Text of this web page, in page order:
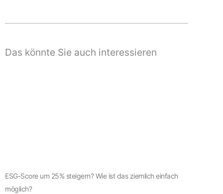
Das könnte Sie auch interessieren
ESG-Score um 25% steigern? Wie ist das ziemlich einfach
möglich?